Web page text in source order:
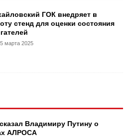
ГОК внедряет в
стенд для оценки состояния
марта 2025
Владимиру Путину о
АЛРОСА